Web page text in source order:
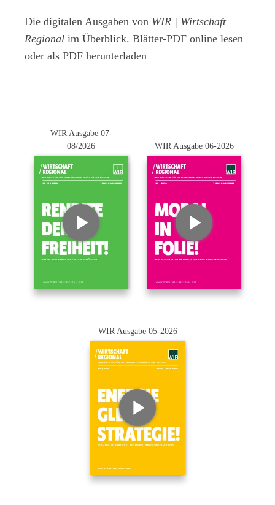
Die digitalen Ausgaben von WIR | Wirtschaft
Regional im Überblick. Blätter-PDF online lesen
oder als PDF herunterladen
WIR Ausgabe 07-
08/2026
WIR Ausgabe 06-2026
WIR Ausgabe 05-2026